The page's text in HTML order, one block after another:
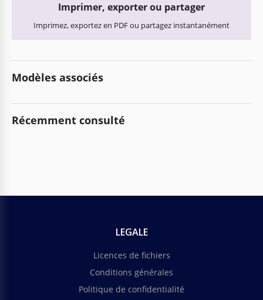
Imprimer, exporter ou partager
Imprimez, exportez en PDF ou partagez instantanément
Modèles associés
Récemment consulté
LEGALE
Licences de fichiers
Conditions générales
Politique de confidentialité